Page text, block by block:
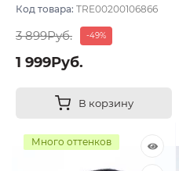
Код товара: TRE00200106866
3 899Руб. -49%
1 999Руб.
В корзину
Много оттенков